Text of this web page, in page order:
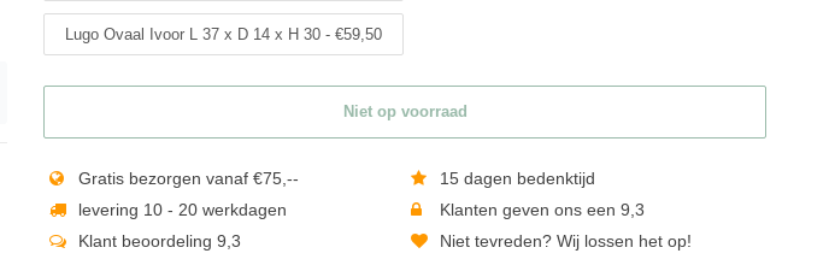
Lugo Ovaal Ivoor L 37 x D 14 x H 30 - €59,50
Niet op voorraad
Gratis bezorgen vanaf €75,--
15 dagen bedenktijd
levering 10 - 20 werkdagen
Klanten geven ons een 9,3
Klant beoordeling 9,3
Niet tevreden? Wij lossen het op!